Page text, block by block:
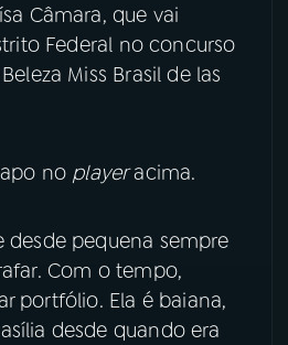
Câmara, que vai
Federal no concurso
Miss Brasil de las
no playeracima.
desde pequena sempre
Com o tempo,
portfólio. Ela é baiana,
desde quando era